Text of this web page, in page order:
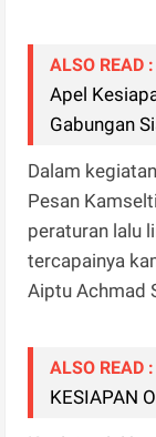
ALSO READ :
Apel
Gabungan
Dalam
Pesan
peraturan lalu
tercapainya
Aiptu Achmad
ALSO READ :
KESIAPAN